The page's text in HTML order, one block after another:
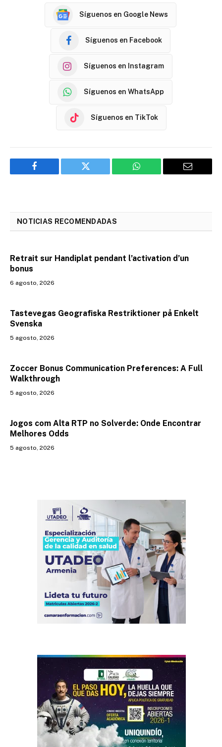
Síguenos en Google News
Síguenos en Facebook
Síguenos en Instagram
Síguenos en WhatsApp
Síguenos en TikTok
Facebook Twitter WhatsApp Email
NOTICIAS RECOMENDADAS
Retrait sur Handiplat pendant l’activation d’un
bonus
6 agosto, 2026
Tastevegas Geografiska Restriktioner på Enkelt
Svenska
5 agosto, 2026
Zoccer Bonus Communication Preferences: A Full
Walkthrough
5 agosto, 2026
Jogos com Alta RTP no Solverde: Onde Encontrar
Melhores Odds
5 agosto, 2026